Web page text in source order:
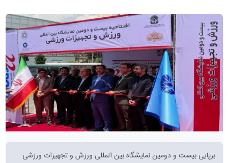
برپایی بیست و دومین نمایشگاه بین المللی ورزش و تجهیزات ورزشی